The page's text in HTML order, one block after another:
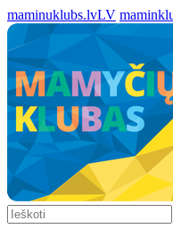
maminuklubs.lvLV